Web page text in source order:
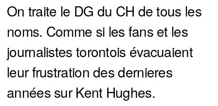
On traite le DG du CH de tous les
noms. Comme si les fans et les
journalistes torontois évacuaient
leur frustration des dernieres
années sur Kent Hughes.